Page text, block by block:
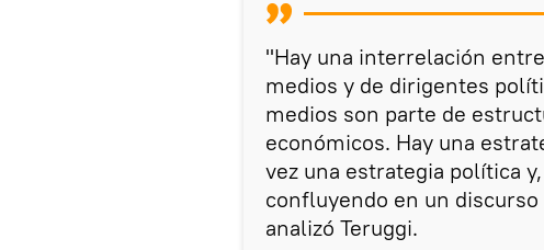
"Hay una interrelación
medios y de dirigentes
medios son parte de
económicos. Hay una
vez una estrategia política
confluyendo en un
analizó Teruggi.